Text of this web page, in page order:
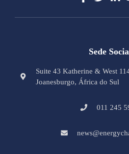
Sede
Suite 43 Katherine & West
Joanesburgo, África do Sul
011 245